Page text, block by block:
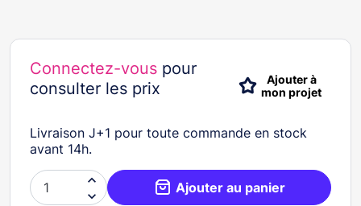
Connectez-vous pour
consulter les prix
Ajouter à
mon projet
Livraison J+1 pour toute commande en stock
avant 14h.

 Ajouter au panier